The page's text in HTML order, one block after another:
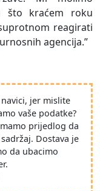
što kraćem roku
reagirati
agencija.”
jer mislite
vaše podatke?
prijedlog da
Dostava je
da ubacimo